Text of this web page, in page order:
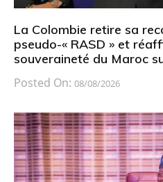
La Colombie retire sa
pseudo-« RASD » et
souveraineté du Maroc
Posted On: 08/08/2026